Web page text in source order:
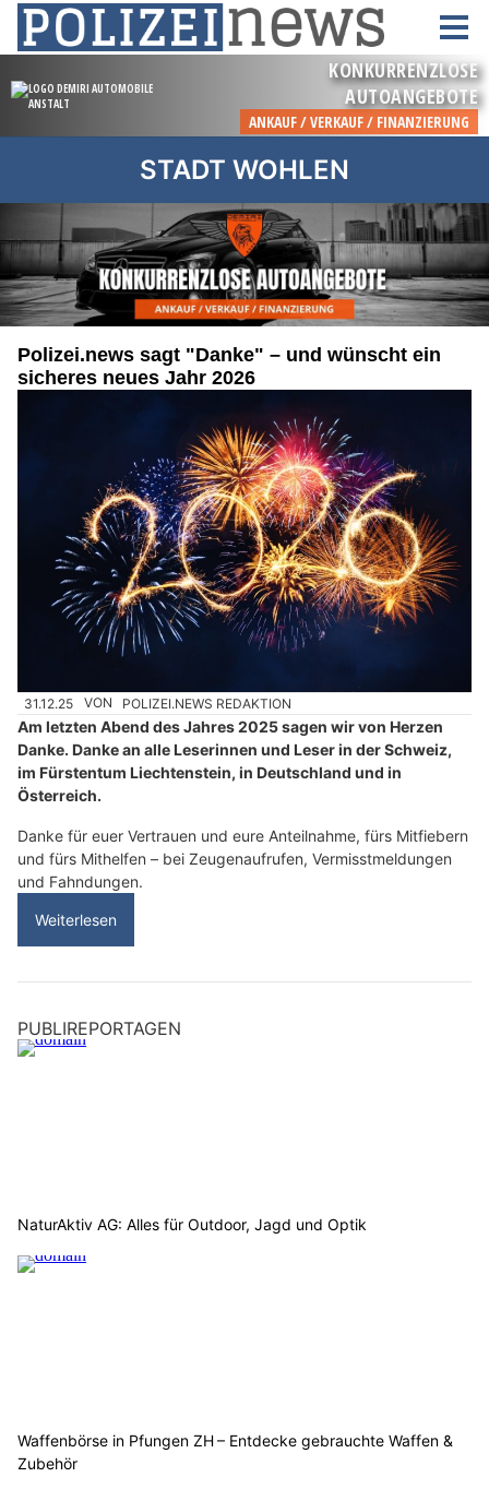
STADT WOHLEN
Polizei.news sagt "Danke" – und wünscht ein
sicheres neues Jahr 2026
31.12.25 VON POLIZEI.NEWS REDAKTION
Am letzten Abend des Jahres 2025 sagen wir von Herzen
Danke. Danke an alle Leserinnen und Leser in der Schweiz,
im Fürstentum Liechtenstein, in Deutschland und in
Österreich.
Danke für euer Vertrauen und eure Anteilnahme, fürs Mitfiebern
und fürs Mithelfen – bei Zeugenaufrufen, Vermisstmeldungen
und Fahndungen.
Weiterlesen
PUBLIREPORTAGEN
NaturAktiv AG: Alles für Outdoor, Jagd und Optik
Waffenbörse in Pfungen ZH – Entdecke gebrauchte Waffen &
Zubehör